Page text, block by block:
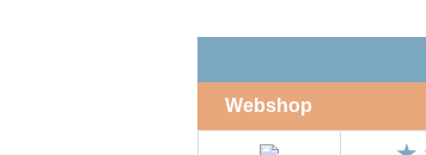
Webshop